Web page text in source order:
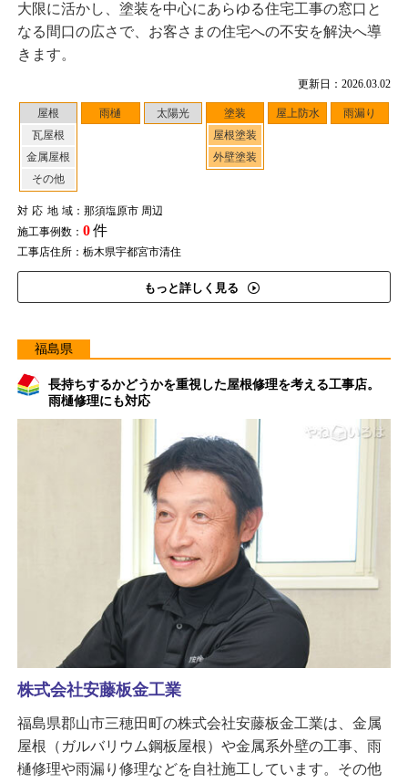
更新日：2026.03.02
屋根
瓦屋根
金属屋根
その他
雨樋 太陽光
塗装
屋根塗装
外壁塗装
屋上防水 雨漏り
対応地域：那須塩原市 周辺
施工事例数： 0件
工事店住所：栃木県宇都宮市清住
もっと詳しく見る
大限に活かし、塗装を中心にあらゆる住宅工事の窓口と
なる間口の広さで、お客さまの住宅への不安を解決へ導
きます。
福島県
長持ちするかどうかを重視した屋根修理を考える工事店。
雨樋修理にも対応
株式会社安藤板金工業
福島県郡山市三穂田町の株式会社安藤板金工業は、金属
屋根（ガルバリウム鋼板屋根）や金属系外壁の工事、雨
樋修理や雨漏り修理などを自社施工しています。その他